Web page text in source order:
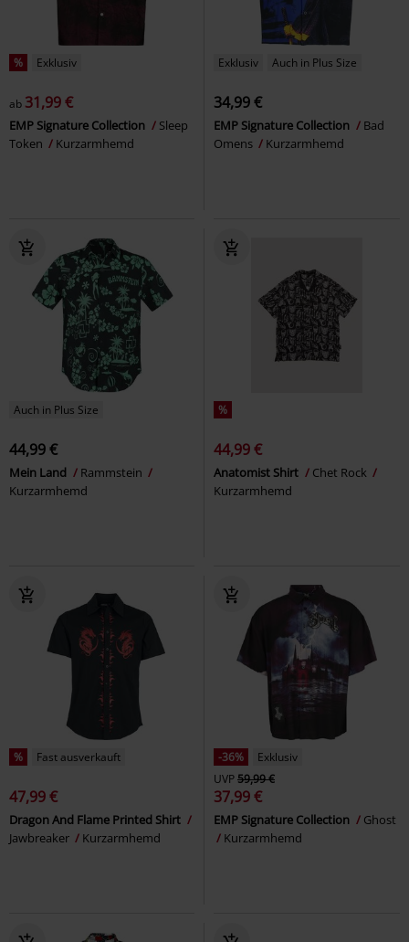
% Exklusiv
ab 31,99 €
EMP Signature Collection
Sleep
Token
Kurzarmhemd
Exklusiv Auch in Plus Size
34,99 €
EMP Signature Collection
Bad
Omens
Kurzarmhemd
Auch in Plus Size
44,99 €
Mein Land
Rammstein
Kurzarmhemd
%
44,99 €
Anatomist Shirt
Chet Rock
Kurzarmhemd
% Fast ausverkauft
47,99 €
Dragon And Flame Printed Shirt
Jawbreaker
Kurzarmhemd
-36%
Exklusiv
UVP59,99 €
37,99 €
EMP Signature Collection
Ghost
Kurzarmhemd